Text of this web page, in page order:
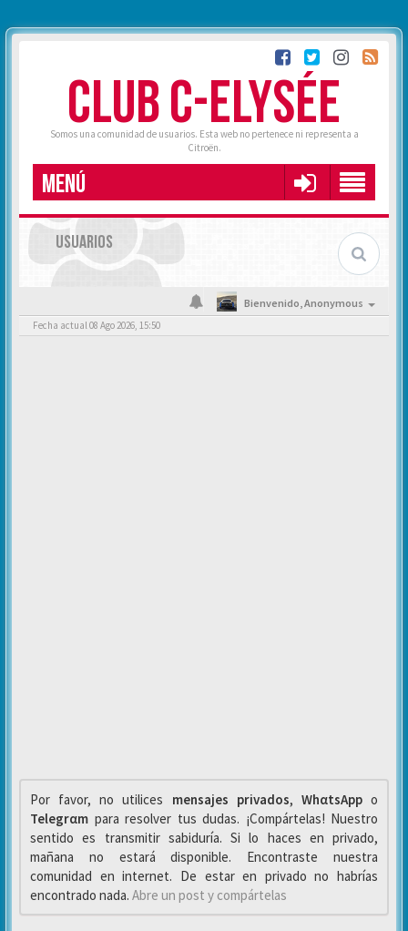
CLUB C-ELYSÉE
Somos una comunidad de usuarios. Esta web no pertenece ni representa a
Citroën.
MENÚ
USUARIOS
Bienvenido,Anonymous
Fecha actual 08 Ago 2026, 15:50
Por favor, no utilices mensajes privados, WhαtsAppo
Telegrαm para resolver tus dudas. ¡Compártelas! Nuestro
sentido es transmitir sabiduría. Si lo haces en privado,
mañana no estará disponible. Encontraste nuestra
comunidad en internet. De estar en privado no habrías
encontrado nada. Abre un post y compártelas